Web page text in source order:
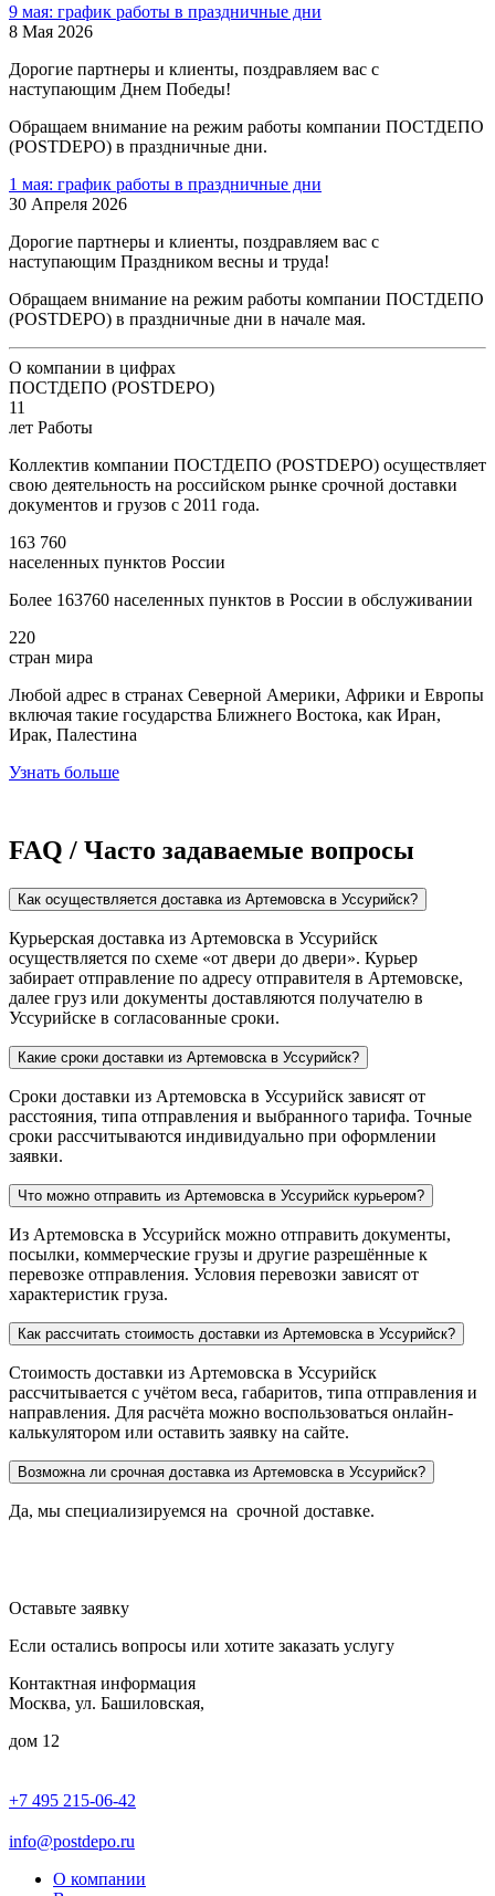
9 мая: график работы в праздничные дни
8 Мая 2026
Дорогие партнеры и клиенты, поздравляем вас с
наступающим Днем Победы!
Обращаем внимание на режим работы компании ПОСТДЕПО
(POSTDEPO) в праздничные дни.
1 мая: график работы в праздничные дни
30 Апреля 2026
Дорогие партнеры и клиенты, поздравляем вас с
наступающим Праздником весны и труда!
Обращаем внимание на режим работы компании ПОСТДЕПО
(POSTDEPO) в праздничные дни в начале мая.
О компании в цифрах
ПОСТДЕПО (POSTDEPO)
11
лет Работы
Коллектив компании ПОСТДЕПО (POSTDEPO) осуществляет
свою деятельность на российском рынке срочной доставки
документов и грузов с 2011 года.
163 760
населенных пунктов России
Более 163760 населенных пунктов в России в обслуживании
220
стран мира
Любой адрес в странах Северной Америки, Африки и Европы
включая такие государства Ближнего Востока, как Иран,
Ирак, Палестина
Узнать больше
FAQ / Часто задаваемые вопросы
Как осуществляется доставка из Артемовска в Уссурийск?
Курьерская доставка из Артемовска в Уссурийск
осуществляется по схеме «от двери до двери». Курьер
забирает отправление по адресу отправителя в Артемовске,
далее груз или документы доставляются получателю в
Уссурийске в согласованные сроки.
Какие сроки доставки из Артемовска в Уссурийск?
Сроки доставки из Артемовска в Уссурийск зависят от
расстояния, типа отправления и выбранного тарифа. Точные
сроки рассчитываются индивидуально при оформлении
заявки.
Что можно отправить из Артемовска в Уссурийск курьером?
Из Артемовска в Уссурийск можно отправить документы,
посылки, коммерческие грузы и другие разрешённые к
перевозке отправления. Условия перевозки зависят от
характеристик груза.
Как рассчитать стоимость доставки из Артемовска в Уссурийск?
Стоимость доставки из Артемовска в Уссурийск
рассчитывается с учётом веса, габаритов, типа отправления и
направления. Для расчёта можно воспользоваться онлайн-
калькулятором или оставить заявку на сайте.
Возможна ли срочная доставка из Артемовска в Уссурийск?
Да, мы специализируемся на срочной доставке.
Оставьте заявку
Если остались вопросы или хотите заказать услугу
Контактная информация
Москва, ул. Башиловская,
дом 12
+7 495 215-06-42
info@postdepo.ru
О компании